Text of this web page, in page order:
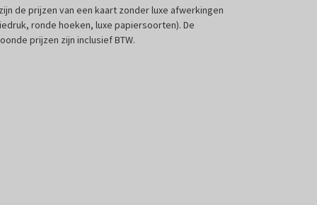
de prijzen van een kaart zonder luxe afwerkingen
ronde hoeken, luxe papiersoorten). De
prijzen zijn inclusief BTW.